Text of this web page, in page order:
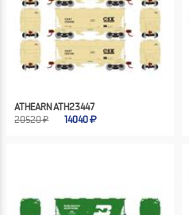
ATHEARN ATH23447
20520 ₽
14040